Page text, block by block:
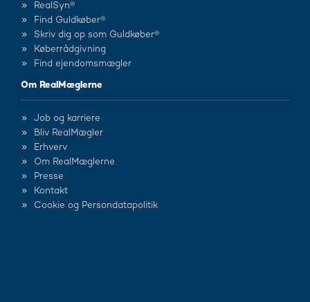
RealSyn®
Find Guldkøber®
Skriv dig op som Guldkøber®
Køberrådgivning
Find ejendomsmægler
Om RealMæglerne
Job og karriere
Bliv RealMægler
Erhverv
Om RealMæglerne
Presse
Kontakt
Cookie og Persondatapolitik